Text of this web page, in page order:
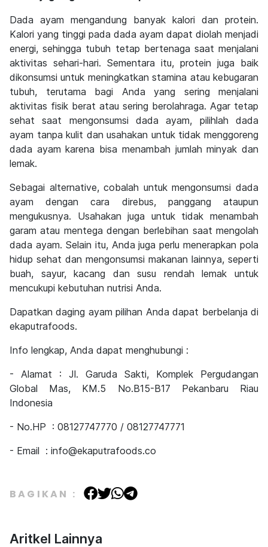
Dada ayam mengandung banyak kalori dan protein.
Kalori yang tinggi pada dada ayam dapat diolah menjadi
energi, sehingga tubuh tetap bertenaga saat menjalani
aktivitas sehari-hari. Sementara itu, protein juga baik
dikonsumsi untuk meningkatkan stamina atau kebugaran
tubuh, terutama bagi Anda yang sering menjalani
aktivitas fisik berat atau sering berolahraga. Agar tetap
sehat saat mengonsumsi dada ayam, pilihlah dada
ayam tanpa kulit dan usahakan untuk tidak menggoreng
dada ayam karena bisa menambah jumlah minyak dan
lemak.
Sebagai alternative, cobalah untuk mengonsumsi dada
ayam dengan cara direbus, panggang ataupun
mengukusnya. Usahakan juga untuk tidak menambah
garam atau mentega dengan berlebihan saat mengolah
dada ayam. Selain itu, Anda juga perlu menerapkan pola
hidup sehat dan mengonsumsi makanan lainnya, seperti
buah, sayur, kacang dan susu rendah lemak untuk
mencukupi kebutuhan nutrisi Anda.
Dapatkan daging ayam pilihan Anda dapat berbelanja di
ekaputrafoods.
Info lengkap, Anda dapat menghubungi :
- Alamat : Jl. Garuda Sakti, Komplek Pergudangan
Global Mas, KM.5 No.B15-B17 Pekanbaru Riau
Indonesia
- No.HP : 08127747770 / 08127747771
- Email : info@ekaputrafoods.co
BAGIKAN :
Aritkel Lainnya